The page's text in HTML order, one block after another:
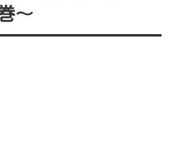
～